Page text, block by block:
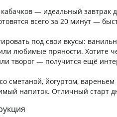
— идеальный
всего за 20 минут —
под свои вкусы:
любимые пряности. Хотите
творог — получится ещё
сметаной, йогуртом,
напиток. Отличный старт